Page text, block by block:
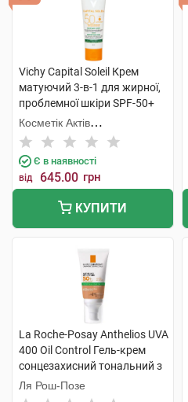
Vichy Capital Soleil Крем
матуючий 3-в-1 для жирної,
проблемної шкіри SPF-50+
50 мл 1 туба
Косметік Актів
Інтернаціональ
Є в наявності
від 645.00 грн
КУПИТИ
La Roche-Posay Anthelios UVA
400 Oil Control Гель-крем
сонцезахисний тональний з
матуючим ефектом SPF50+
50 мл 1 туба
Ля Рош-Позе